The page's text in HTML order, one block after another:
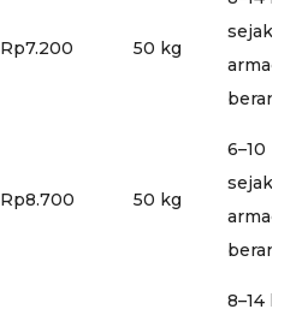
Rp7.200 50 kg
sejak
armada
Rp8.700 50 kg
6–10 hari
sejak
armada
8–14 hari